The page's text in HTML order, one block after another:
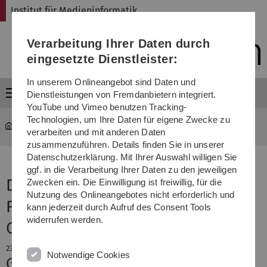
Direkt
Direkt
Direkt
(Sprache,
Drucken,
Media)
Direkt
Direkt
Institut für Medieninformatik
Menü
Forschungsgruppe Rukzio
Die Nachrichten der
Forschungsgruppe Mensch-
Computer-Interaktion
23. Januar 2025
Gratulation zur Promotion an Dr.
Verarbeitung Ihrer Daten durch
eingesetzte Dienstleister:
In unserem Onlineangebot sind Daten und
Dienstleistungen von Fremdanbietern integriert.
YouTube und Vimeo benutzen Tracking-
Technologien, um Ihre Daten für eigene Zwecke zu
verarbeiten und mit anderen Daten
zusammenzuführen. Details finden Sie in unserer
Datenschutzerklärung. Mit Ihrer Auswahl willigen Sie
ggf. in die Verarbeitung Ihrer Daten zu den jeweiligen
Zwecken ein. Die Einwilligung ist freiwillig, für die
Nutzung des Onlineangebotes nicht erforderlich und
kann jederzeit durch Aufruf des Consent Tools
widerrufen werden.
Notwendige Cookies